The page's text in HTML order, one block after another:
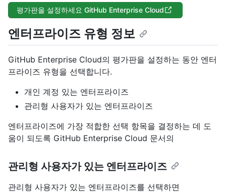
평가판을 설정하세요 GitHub Enterprise Cloud
엔터프라이즈 유형 정보
GitHub Enterprise Cloud의 평가판을 설정하는 동안 엔터
프라이즈 유형을 선택합니다.
개인 계정 있는 엔터프라이즈
관리형 사용자가 있는 엔터프라이즈
엔터프라이즈에 가장 적합한 선택 항목을 결정하는 데 도
움이 되도록 GitHub Enterprise Cloud 문서의
관리형 사용자가 있는 엔터프라이즈
관리형 사용자가 있는 엔터프라이즈를 선택하면